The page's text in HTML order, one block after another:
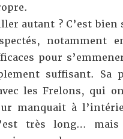
autant ? C’est bien
notamment
pour
suffisant. Sa
les Frelons, qui
manquait à
très long…